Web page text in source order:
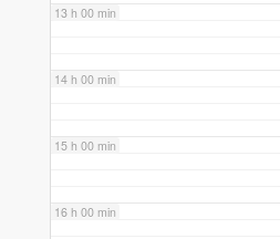
13 h 00 min
14 h 00 min
15 h 00 min
16 h 00 min